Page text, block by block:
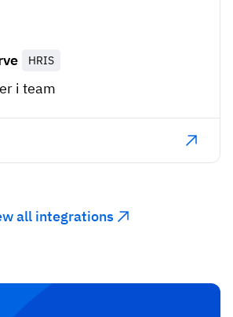
HRIS
i team
all integrations